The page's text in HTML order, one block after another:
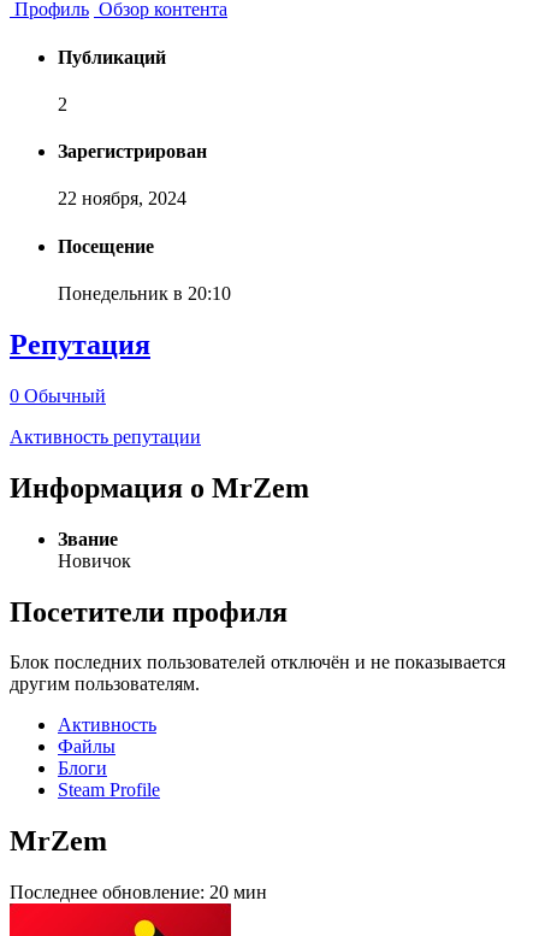
Профиль Обзор контента
Публикаций
2
Зарегистрирован
22 ноября, 2024
Посещение
Понедельник в 20:10
Репутация
0 Обычный
Активность репутации
Информация о MrZem
Звание
Новичок
Посетители профиля
Блок последних пользователей отключён и не показывается
другим пользователям.
Активность
Файлы
Блоги
Steam Profile
MrZem
Последнее обновление: 20 мин